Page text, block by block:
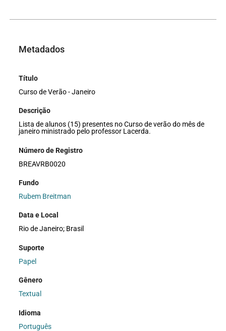
Metadados
Título
Curso de Verão - Janeiro
Descrição
Lista de alunos (15) presentes no Curso de verão do mês de
janeiro ministrado pelo professor Lacerda.
Número de Registro
BREAVRB0020
Fundo
Rubem Breitman
Data e Local
Rio de Janeiro; Brasil
Suporte
Papel
Gênero
Textual
Idioma
Português